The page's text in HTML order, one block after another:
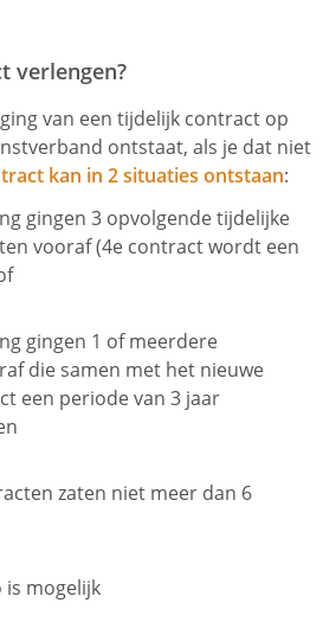
verlengen?
van een tijdelijk contract op
ontstaat, als je dat niet
kan in 2 situaties ontstaan:
gingen 3 opvolgende tijdelijke
vooraf (4e contract wordt een
gingen 1 of meerdere
die samen met het nieuwe
een periode van 3 jaar
zaten niet meer dan 6
is mogelijk